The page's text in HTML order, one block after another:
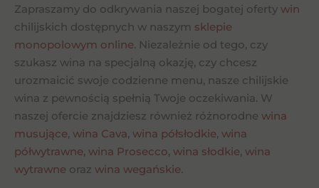
Zapraszamy do odkrywania naszej bogatej oferty win
chilijskich dostępnych w naszym sklepie
monopolowym online. Niezależnie od tego, czy
szukasz wina na specjalną okazję, czy chcesz
urozmaicić swoje codzienne menu, nasze chilijskie
wina z pewnością spełnią Twoje oczekiwania. W
naszej ofercie znajdziesz również różnorodne wina
musujące, wina Cava, wina półsłodkie, wina
półwytrawne, wina Prosecco, wina słodkie, wina
wytrawne oraz wina wegańskie.